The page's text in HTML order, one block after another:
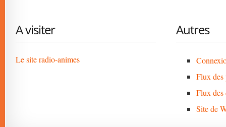
A visiter
Le site radio-animes
Autres
Flux des
Flux des
Site de